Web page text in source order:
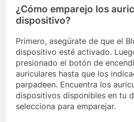
¿Cómo emparejo los
dispositivo?
Primero, asegúrate de que el
dispositivo esté activado.
presionado el botón de
auriculares hasta que los
parpadeen. Encuentra los
dispositivos disponibles en tu
selecciona para emparejar.